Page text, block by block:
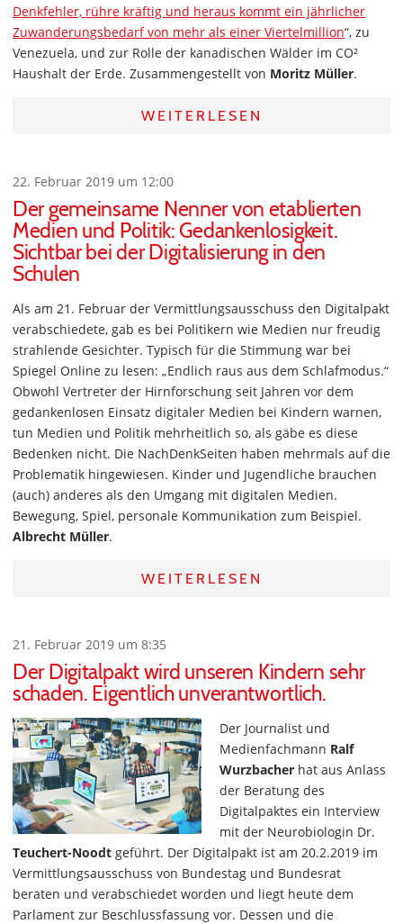
Denkfehler, rühre kräftig und heraus kommt ein jährlicher
Zuwanderungsbedarf von mehr als einer Viertelmillion“, zu
Venezuela, und zur Rolle der kanadischen Wälder im CO²
Haushalt der Erde. Zusammengestellt von Moritz Müller.
WEITERLESEN
22. Februar 2019 um 12:00
Der gemeinsame Nenner von etablierten
Medien und Politik: Gedankenlosigkeit.
Sichtbar bei der Digitalisierung in den
Schulen
Als am 21. Februar der Vermittlungsausschuss den Digitalpakt
verabschiedete, gab es bei Politikern wie Medien nur freudig
strahlende Gesichter. Typisch für die Stimmung war bei
Spiegel Online zu lesen: „Endlich raus aus dem Schlafmodus.“
Obwohl Vertreter der Hirnforschung seit Jahren vor dem
gedankenlosen Einsatz digitaler Medien bei Kindern warnen,
tun Medien und Politik mehrheitlich so, als gäbe es diese
Bedenken nicht. Die NachDenkSeiten haben mehrmals auf die
Problematik hingewiesen. Kinder und Jugendliche brauchen
(auch) anderes als den Umgang mit digitalen Medien.
Bewegung, Spiel, personale Kommunikation zum Beispiel.
Albrecht Müller.
WEITERLESEN
21. Februar 2019 um 8:35
Der Digitalpakt wird unseren Kindern sehr
schaden. Eigentlich unverantwortlich.
Der Journalist und
Medienfachmann Ralf
Wurzbacher hat aus Anlass
der Beratung des
Digitalpaktes ein Interview
mit der Neurobiologin Dr.
Teuchert-Noodt geführt. Der Digitalpakt ist am 20.2.2019 im
Vermittlungsausschuss von Bundestag und Bundesrat
beraten und verabschiedet worden und liegt heute dem
Parlament zur Beschlussfassung vor. Dessen und die